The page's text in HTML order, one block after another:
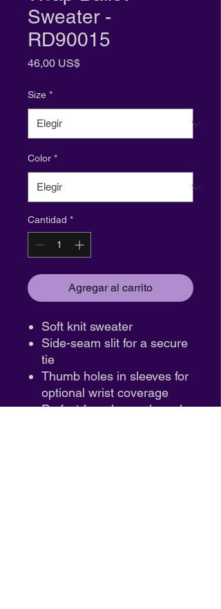
Sweater -
RD90015
46,00 US$Precio
Size *
Color *
Cantidad *
Agregar al carrito
Soft knit sweater
Side-seam slit for a secure
tie
Thumb holes in sleeves for
optional wrist coverage
Perfect for rehearsals and